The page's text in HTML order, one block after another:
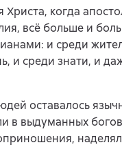
Христа, когда
всё больше и
и среди
и среди знати, и
оставалось
в выдуманных